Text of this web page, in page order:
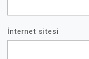
İnternet sitesi